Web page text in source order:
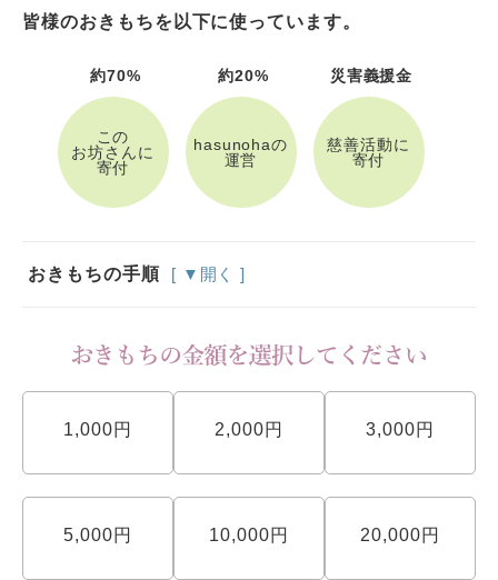
皆様のおきもちを以下に使っています。
約70%
この
お坊さんに
寄付
約20%
hasunohaの
運営
災害義援金
慈善活動に
寄付
おきもちの手順 [ ▼開く ]
1,000円 2,000円 3,000円
5,000円 10,000円 20,000円